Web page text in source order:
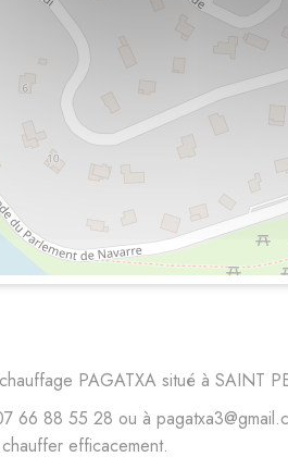
PAGATXA situé à SAINT
66 88 55 28 ou à
efficacement.